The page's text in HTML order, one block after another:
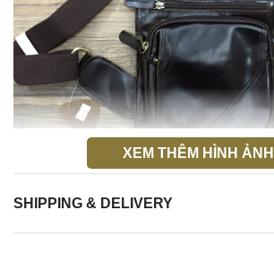
XEM THÊM HÌNH ẢNH
SHIPPING & DELIVERY